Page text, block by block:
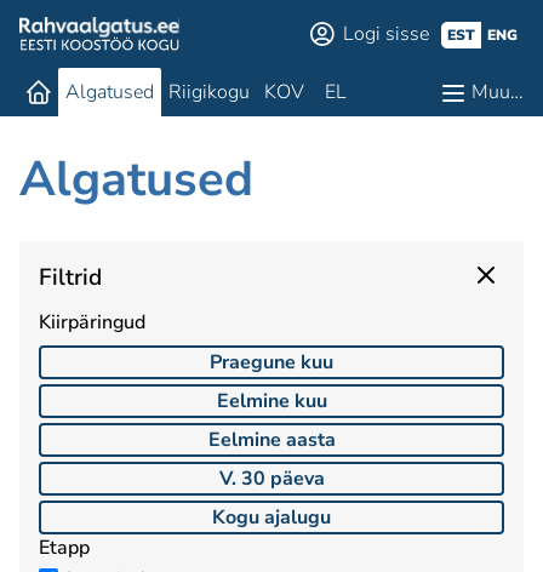
Logi sisse EST ENG
Algatused Riigikogu KOV EL Muu…
Algatused
Filtrid
Kiirpäringud
Praegune kuu
Eelmine kuu
Eelmine aasta
V. 30 päeva
Kogu ajalugu
Etapp